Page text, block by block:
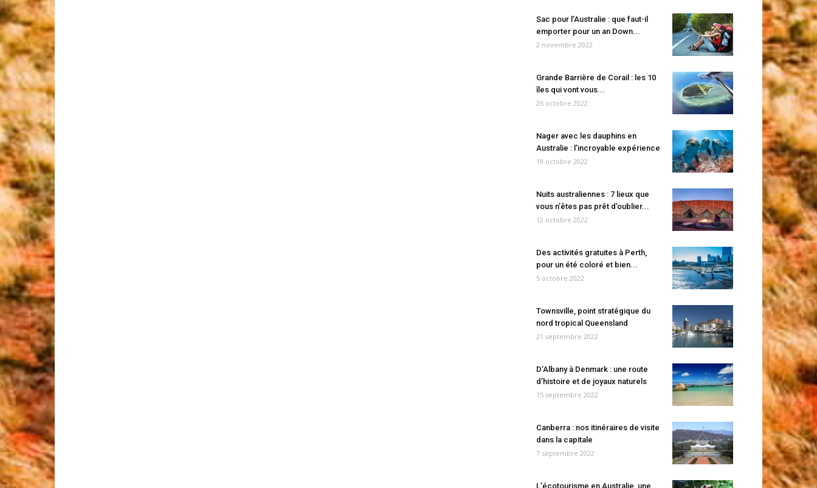
Sac pour l’Australie : que faut-il
emporter pour un an Down...
2 novembre 2022
Grande Barrière de Corail : les 10
îles qui vont vous...
26 octobre 2022
Nager avec les dauphins en
Australie : l’incroyable expérience
19 octobre 2022
Nuits australiennes : 7 lieux que
vous n’êtes pas prêt d’oublier...
12 octobre 2022
Des activités gratuites à Perth,
pour un été coloré et bien...
5 octobre 2022
Townsville, point stratégique du
nord tropical Queensland
21 septembre 2022
D’Albany à Denmark : une route
d’histoire et de joyaux naturels
15 septembre 2022
Canberra : nos itinéraires de visite
dans la capitale
7 septembre 2022
L’écotourisme en Australie, une